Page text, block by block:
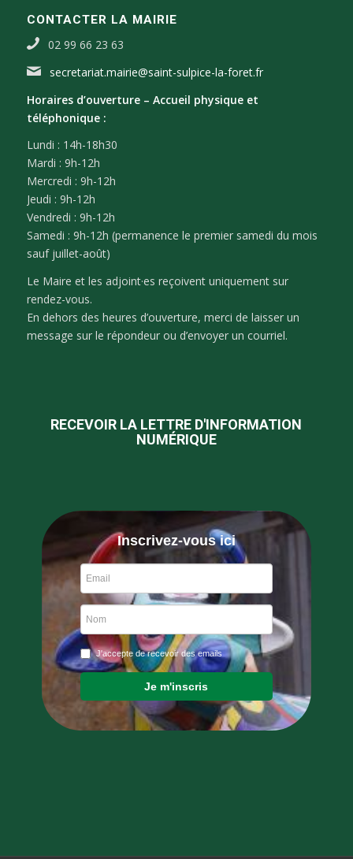
CONTACTER LA MAIRIE
02 99 66 23 63
secretariat.mairie@saint-sulpice-la-foret.fr
Horaires d’ouverture – Accueil physique et
téléphonique :
Lundi : 14h-18h30
Mardi : 9h-12h
Mercredi : 9h-12h
Jeudi : 9h-12h
Vendredi : 9h-12h
Samedi : 9h-12h (permanence le premier samedi du mois
sauf juillet-août)
Le Maire et les adjoint·es reçoivent uniquement sur
rendez-vous.
En dehors des heures d’ouverture, merci de laisser un
message sur le répondeur ou d’envoyer un courriel.
RECEVOIR LA LETTRE D'INFORMATION
NUMÉRIQUE
Inscrivez-vous ici
J'accepte de recevoir des emails
Je m'inscris